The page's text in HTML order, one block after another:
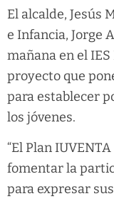
El alcalde, Jesús
e Infancia, Jorge
mañana en el
proyecto que
para establecer
los jóvenes.
“El Plan
fomentar la
para expresar